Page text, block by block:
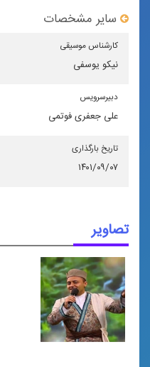
سایر مشخصات
كارشناس موسیقی
نیکو یوسفی
دبیرسرویس
علی جعفری فوتمی
تاریخ بارگذاری
۱۴۰۱/۰۹/۰۷
تصاویر